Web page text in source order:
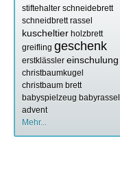
stiftehalter schneidebrett
schneidbrett rassel
kuscheltier holzbrett
greifling geschenk
erstklässler einschulung
christbaumkugel
christbaum brett
babyspielzeug babyrassel
advent
Mehr...